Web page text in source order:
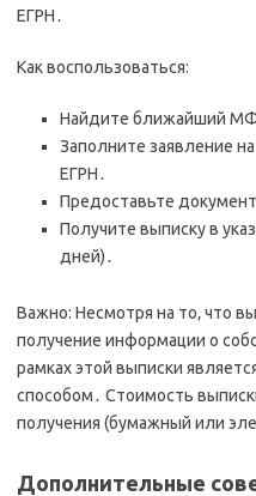
ЕГРН․
Как воспользоваться:
Найдите ближайший
Заполните заявление
ЕГРН․
Предоставьте
Получите выписку в
дней)․
Важно: Несмотря на то‚ что
получение информации о
рамках этой выписки
способом․ Стоимость
получения (бумажный или
Дополнительные